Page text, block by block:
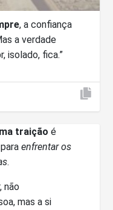
, a confiança
a verdade
isolado, fica.”
traição é
paraenfrentar os
.
não
mas a si